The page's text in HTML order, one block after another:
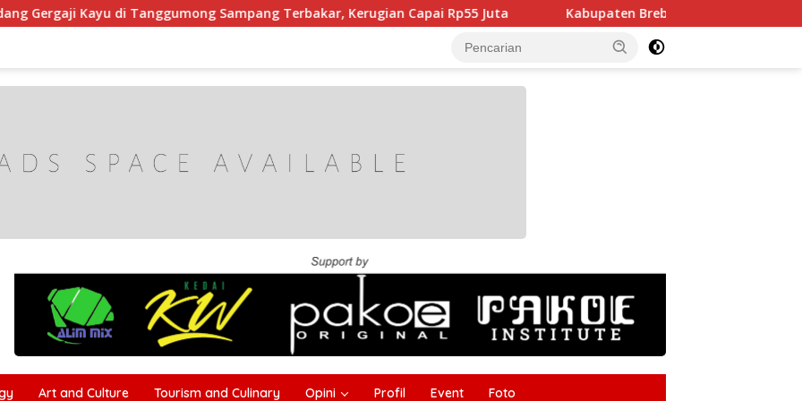
Sampang Terbakar, Kerugian Capai Rp55 Juta Kabupaten Brebes Lakukan Studi Tiru Pengelolaan
Art and Culture Tourism and Culinary Opini Profil Event Foto